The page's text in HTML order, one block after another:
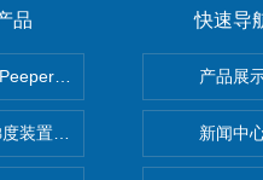
品
采样器孔隙水采集30+溶解
装置 Agl DGT
快速导
产品展
新闻中